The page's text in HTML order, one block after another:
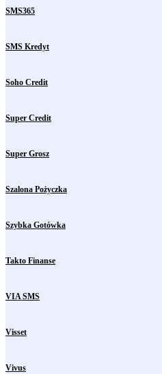
SMS365
SMS Kredyt
Soho Credit
Super Credit
Super Grosz
Szalona Pożyczka
Szybka Gotówka
Takto Finanse
VIA SMS
Visset
Vivus